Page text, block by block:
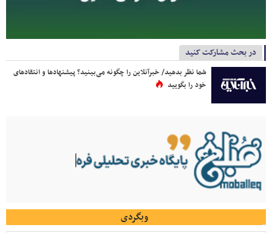
در بحث مشارکت کنید
شما نظر بدهید/ خبرآنلاین را چگونه می‌بینید؟ پیشنهادها و انتقادهای
خود را بگویید
وبگردی